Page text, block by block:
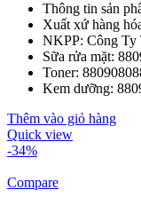
Thông tin sản
Xuất xứ hàng
NKPP: Công
Sữa rửa mặt:
Toner:
Kem dưỡng:
Thêm vào giỏ hàng
Quick view
-34%
Compare